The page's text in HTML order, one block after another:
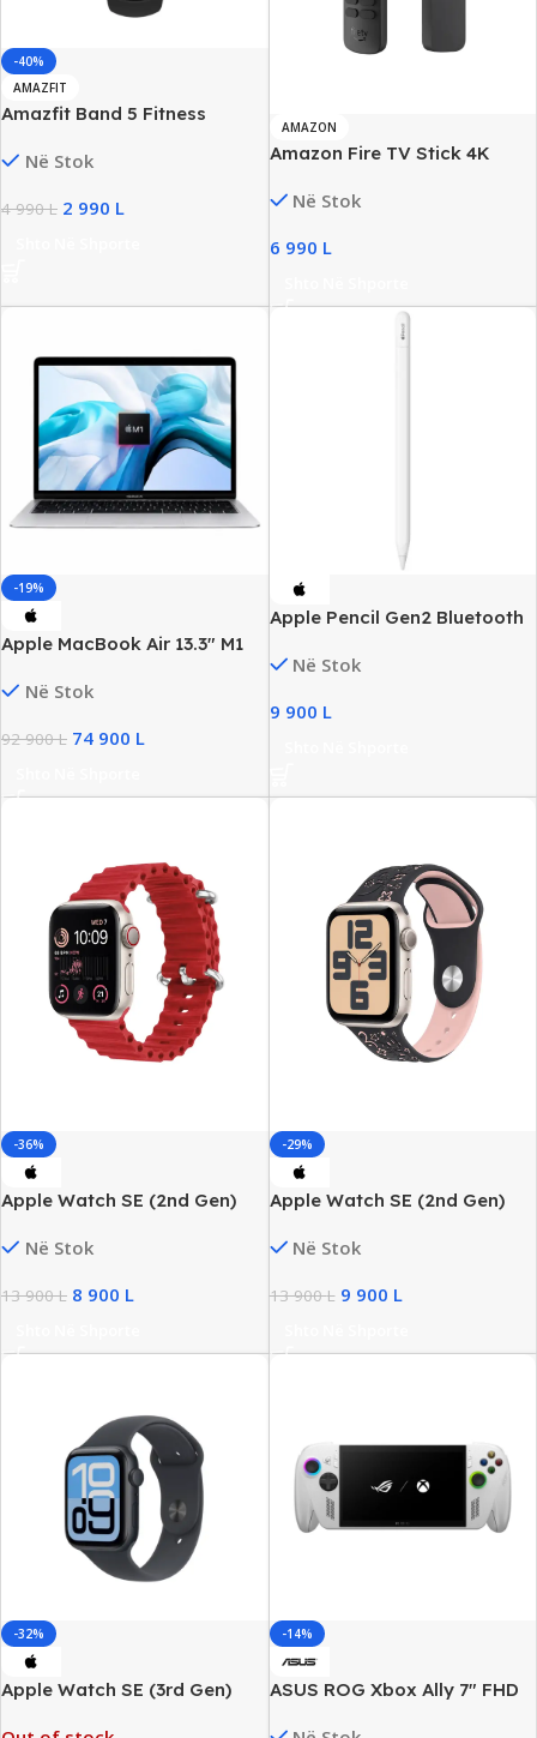
-40%
AMAZFIT
Amazfit Band 5 Fitness
15D Battery, New
Në Stok
4 990L 2 990 L
AMAZON
Amazon Fire TV Stick 4K
Atmos, Alexa Voice Remote,
Në Stok
6 990 L
-19%
Apple MacBook Air 13.3″ M1
SSD Retina Display
Në Stok
92 900L 74 900 L
Apple Pencil Gen2 Bluetooth
Në Stok
9 900 L
-36%
Apple Watch SE (2nd Gen)
Në Stok
13 900L 8 900 L
-29%
Apple Watch SE (2nd Gen)
NewNë Stok
13 900L 9 900 L
-32%
Apple Watch SE (3rd Gen)
-14%
ASUS ROG Xbox Ally 7″ FHD